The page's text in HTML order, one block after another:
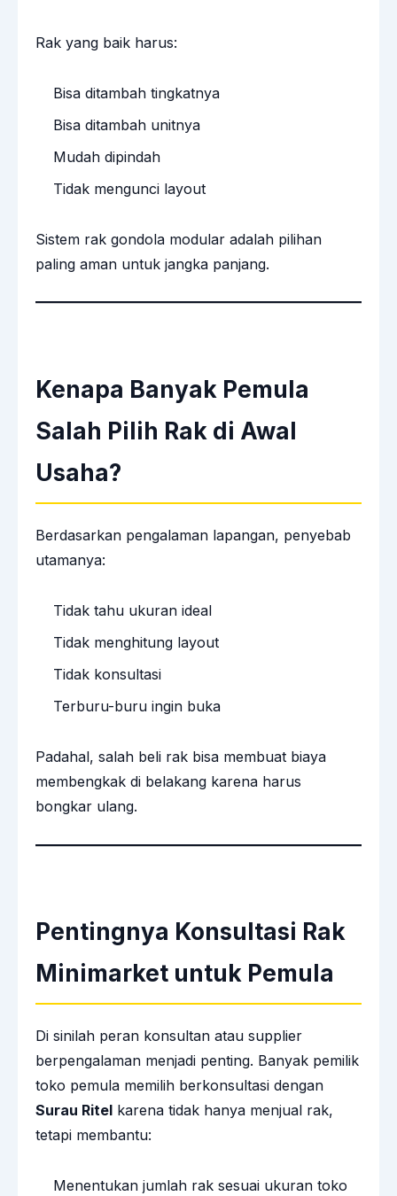
Rak yang baik harus:
Bisa ditambah tingkatnya
Bisa ditambah unitnya
Mudah dipindah
Tidak mengunci layout
Sistem rak gondola modular adalah pilihan
paling aman untuk jangka panjang.
Kenapa Banyak Pemula
Salah Pilih Rak di Awal
Usaha?
Berdasarkan pengalaman lapangan, penyebab
utamanya:
Tidak tahu ukuran ideal
Tidak menghitung layout
Tidak konsultasi
Terburu-buru ingin buka
Padahal, salah beli rak bisa membuat biaya
membengkak di belakang karena harus
bongkar ulang.
Pentingnya Konsultasi Rak
Minimarket untuk Pemula
Di sinilah peran konsultan atau supplier
berpengalaman menjadi penting. Banyak pemilik
toko pemula memilih berkonsultasi dengan
Surau Ritel karena tidak hanya menjual rak,
tetapi membantu:
Menentukan jumlah rak sesuai ukuran toko